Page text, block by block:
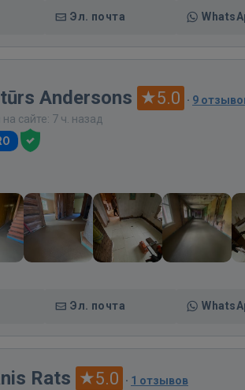
Эл. почта
Andersons 5.0 · 9
сайте: 7 ч. назад
Эл. почта
Rats 5.0 · 1 отзывов